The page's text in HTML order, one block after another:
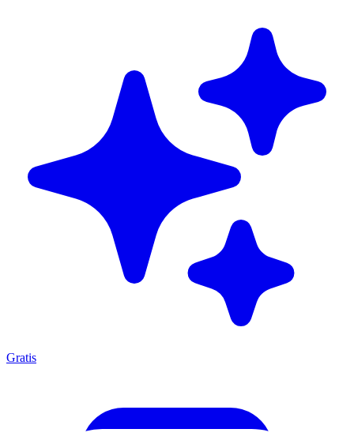
Gratis